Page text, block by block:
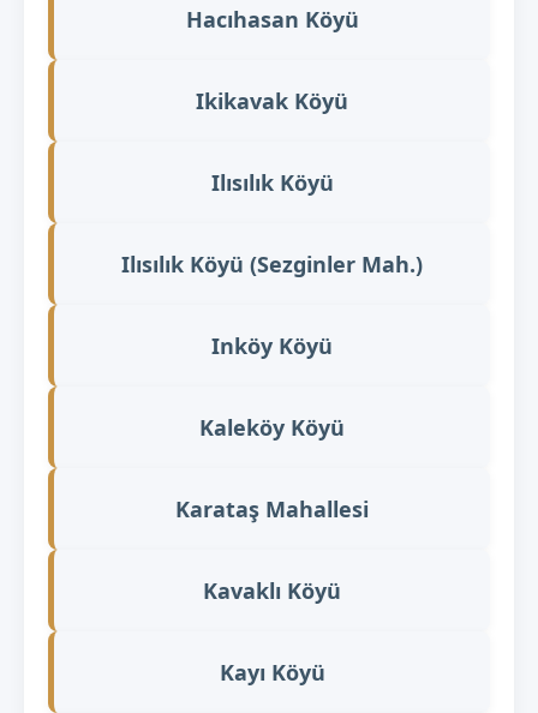
Hacıhasan Köyü
Ikikavak Köyü
Ilısılık Köyü
Ilısılık Köyü (Sezginler Mah.)
Inköy Köyü
Kaleköy Köyü
Karataş Mahallesi
Kavaklı Köyü
Kayı Köyü